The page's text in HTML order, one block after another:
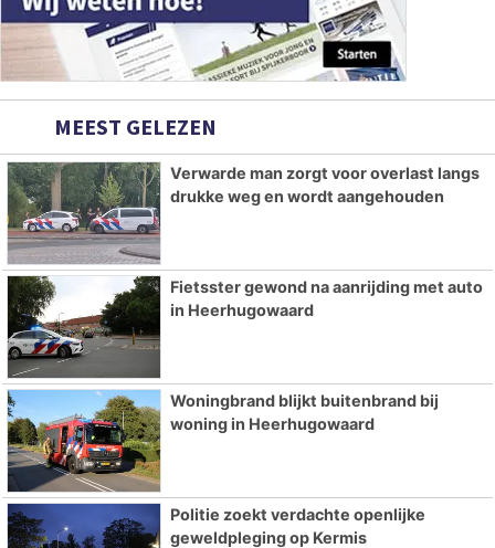
MEEST GELEZEN
Verwarde man zorgt voor overlast langs
drukke weg en wordt aangehouden
Fietsster gewond na aanrijding met auto
in Heerhugowaard
Woningbrand blijkt buitenbrand bij
woning in Heerhugowaard
Politie zoekt verdachte openlijke
geweldpleging op Kermis